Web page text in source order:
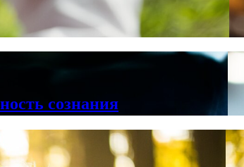
сознания